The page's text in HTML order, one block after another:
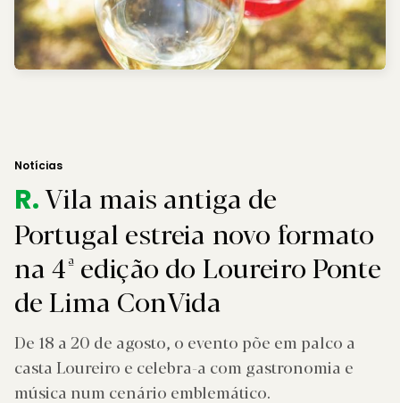
Notícias
R.Vila mais antiga de
Portugal estreia novo formato
na 4ª edição do Loureiro Ponte
de Lima ConVida
De 18 a 20 de agosto, o evento põe em palco a
casta Loureiro e celebra-a com gastronomia e
música num cenário emblemático.